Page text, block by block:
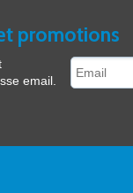
promotions
email.